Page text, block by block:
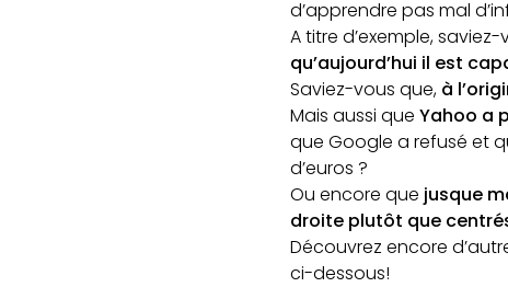
d’apprendre pas mal
A titre d’exemple,
qu’aujourd’hui il est
Saviez-vous que, à
Mais aussi queYahoo a
que Google a refusé et
d’euros ?
Ou encore que jusque
droite plutôt que
Découvrez encore
ci-dessous!